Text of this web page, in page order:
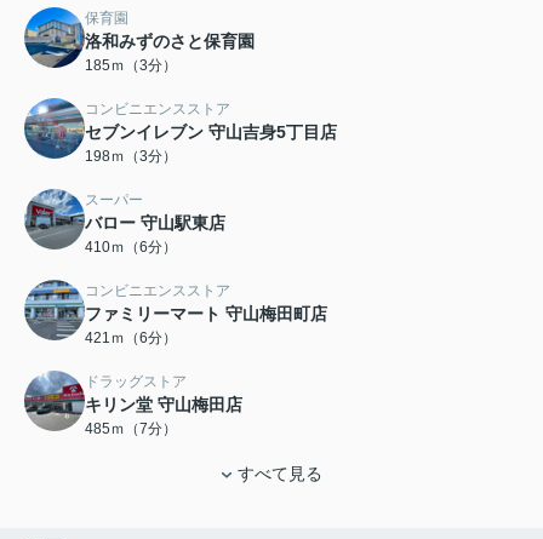
保育園
洛和みずのさと保育園
185ｍ（3分）
コンビニエンスストア
セブンイレブン 守山吉身5丁目店
198ｍ（3分）
スーパー
バロー 守山駅東店
410ｍ（6分）
コンビニエンスストア
ファミリーマート 守山梅田町店
421ｍ（6分）
ドラッグストア
キリン堂 守山梅田店
485ｍ（7分）
すべて見る